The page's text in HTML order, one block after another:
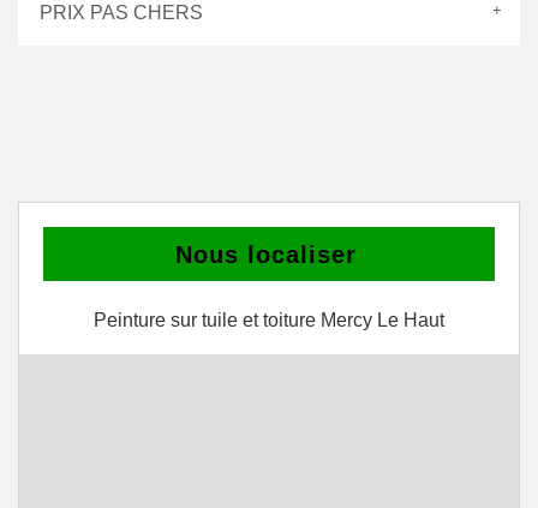
PRIX PAS CHERS
Nous localiser
Peinture sur tuile et toiture Mercy Le Haut